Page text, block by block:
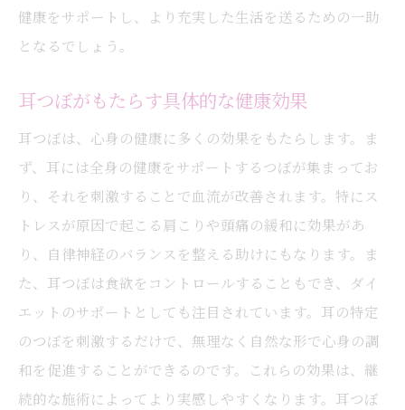
健康をサポートし、より充実した生活を送るための一助
となるでしょう。
耳つぼがもたらす具体的な健康効果
耳つぼは、心身の健康に多くの効果をもたらします。ま
ず、耳には全身の健康をサポートするつぼが集まってお
り、それを刺激することで血流が改善されます。特にス
トレスが原因で起こる肩こりや頭痛の緩和に効果があ
り、自律神経のバランスを整える助けにもなります。ま
た、耳つぼは食欲をコントロールすることもでき、ダイ
エットのサポートとしても注目されています。耳の特定
のつぼを刺激するだけで、無理なく自然な形で心身の調
和を促進することができるのです。これらの効果は、継
続的な施術によってより実感しやすくなります。耳つぼ